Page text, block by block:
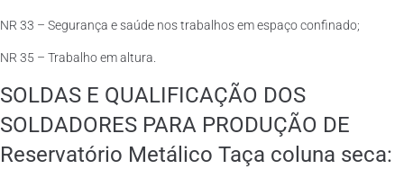
NR 33 – Segurança e saúde nos trabalhos em espaço confinado;
NR 35 – Trabalho em altura.
SOLDAS E QUALIFICAÇÃO DOS
SOLDADORES PARA PRODUÇÃO DE
Reservatório Metálico Taça coluna seca: